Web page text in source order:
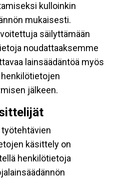
kulloinkin
mukaisesti.
säilyttämään
noudattaaksemme
lainsäädäntöä myös
jälkeen.
käsittely on
henkilötietoja